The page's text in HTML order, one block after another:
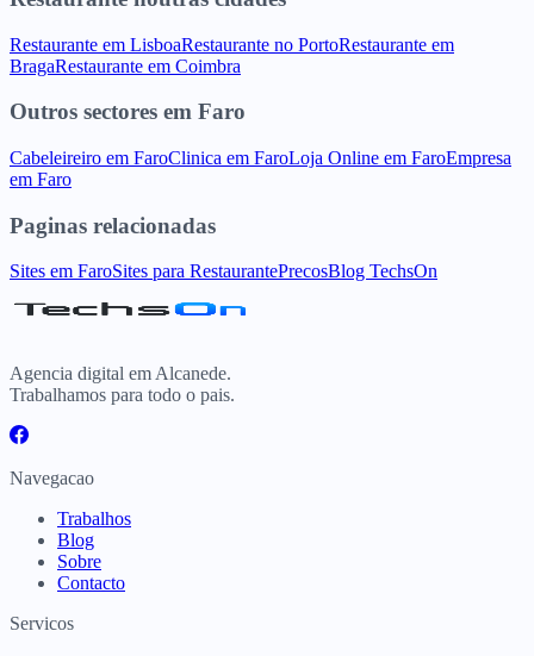
Restaurante em LisboaRestaurante no PortoRestaurante em
BragaRestaurante em Coimbra
Outros sectores em Faro
Cabeleireiro em FaroClinica em FaroLoja Online em FaroEmpresa
em Faro
Paginas relacionadas
Sites em FaroSites para RestaurantePrecosBlog TechsOn
Agencia digital em Alcanede.
Trabalhamos para todo o pais.
Navegacao
Trabalhos
Blog
Sobre
Contacto
Servicos